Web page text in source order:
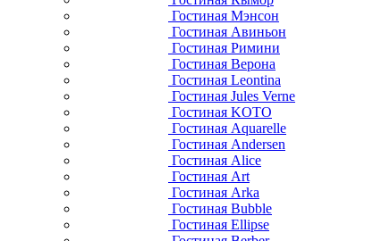
Гостиная Мэнсон
Гостиная Авиньон
Гостиная Римини
Гостиная Верона
Гостиная Leontina
Гостиная Jules Verne
Гостиная KOTO
Гостиная Aquarelle
Гостиная Andersen
Гостиная Alice
Гостиная Art
Гостиная Arka
Гостиная Bubble
Гостиная Ellipse